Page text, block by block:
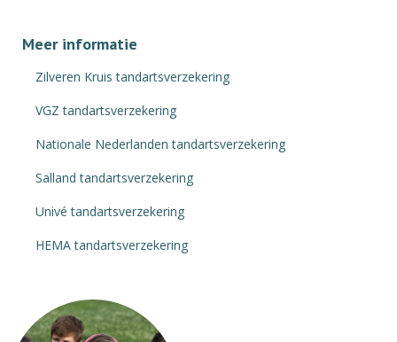
Meer informatie
Zilveren Kruis tandartsverzekering
VGZ tandartsverzekering
Nationale Nederlanden tandartsverzekering
Salland tandartsverzekering
Univé tandartsverzekering
HEMA tandartsverzekering